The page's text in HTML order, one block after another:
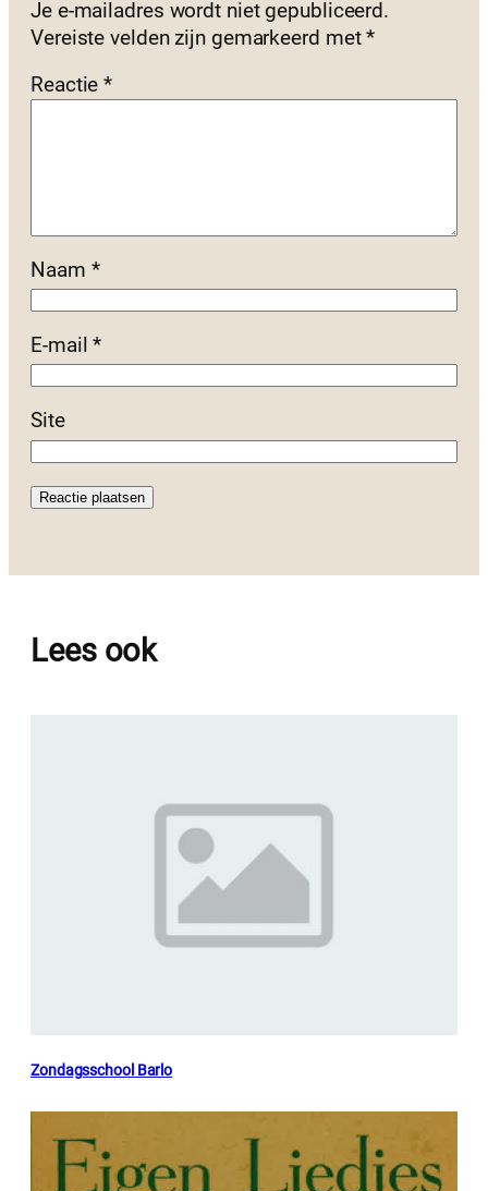
Je e-mailadres wordt niet gepubliceerd.
Vereiste velden zijn gemarkeerd met*
Reactie*
Naam *
E-mail*
Site
Lees ook
Zondagsschool Barlo